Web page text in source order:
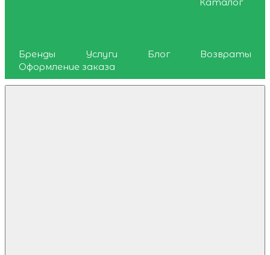
Каталог
Бренды Услуги Блог
Возвраты
Оформление заказа